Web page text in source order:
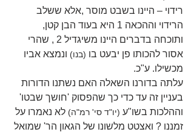
רידוי – היינו בשבט מוסר ,אלא ששלב
הרידוי וההכאה 1 היא בעוד הבן קטן,
ותוכחה בדברים היינו משיגדיל 2 , שהרי
אסור להכותו פן יבעט בו (בנו) ונמצא אביו
מכשילו. ע"כ.
עלתה בדורנו השאלה האם נשתנו הדורות
בעניין זה עד כדי כך שהפסוק 'חושך שבטו'
וההלכות בשו"ע (יו"ד סי' רמ"ה) לא נאמרו על
זמננו ? ואצטט מלשונו של הגאון הר' שמואל